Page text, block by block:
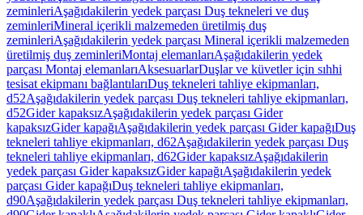
zeminleriAşağıdakilerin yedek parçası Duş tekneleri ve duş
zeminleriMineral içerikli malzemeden üretilmiş duş
zeminleriAşağıdakilerin yedek parçası Mineral içerikli malzemeden
üretilmiş duş zeminleriMontaj elemanlarıAşağıdakilerin yedek
parçası Montaj elemanlarıAksesuarlarDuşlar ve küvetler için sıhhi
tesisat ekipmanı bağlantılarıDuş tekneleri tahliye ekipmanları,
d52Aşağıdakilerin yedek parçası Duş tekneleri tahliye ekipmanları,
d52Gider kapaksızAşağıdakilerin yedek parçası Gider
kapaksızGider kapağıAşağıdakilerin yedek parçası Gider kapağıDuş
tekneleri tahliye ekipmanları, d62Aşağıdakilerin yedek parçası Duş
tekneleri tahliye ekipmanları, d62Gider kapaksızAşağıdakilerin
yedek parçası Gider kapaksızGider kapağıAşağıdakilerin yedek
parçası Gider kapağıDuş tekneleri tahliye ekipmanları,
d90Aşağıdakilerin yedek parçası Duş tekneleri tahliye ekipmanları,